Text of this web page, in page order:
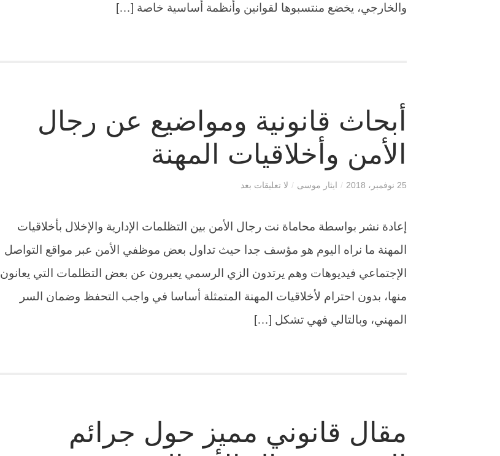
والخارجي، يخضع منتسبوها لقوانين وأنظمة أساسية خاصة […]
أبحاث قانونية ومواضيع عن رجال
الأمن وأخلاقيات المهنة
25 نوفمبر، 2018 / ايثار موسى / لا تعليقات بعد
إعادة نشر بواسطة محاماة نت رجال الأمن بين التظلمات الإدارية والإخلال بأخلاقيات
المهنة ما نراه اليوم هو مؤسف جدا حيث تداول بعض موظفي الأمن عبر مواقع التواصل
الإجتماعي فيديوهات وهم يرتدون الزي الرسمي يعبرون عن بعض التظلمات التي يعانون
منها، بدون احترام لأخلاقيات المهنة المتمثلة أساسا في واجب التحفظ وضمان السر
المهني، وبالتالي فهي تشكل […]
مقال قانوني مميز حول جرائم